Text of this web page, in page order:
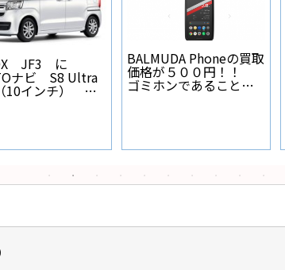
JF3 に
ナビ S8 Ultra
10インチ） を
けた
BALMUDA Phoneの買取
価格が５００円！！
ゴミホンであることが